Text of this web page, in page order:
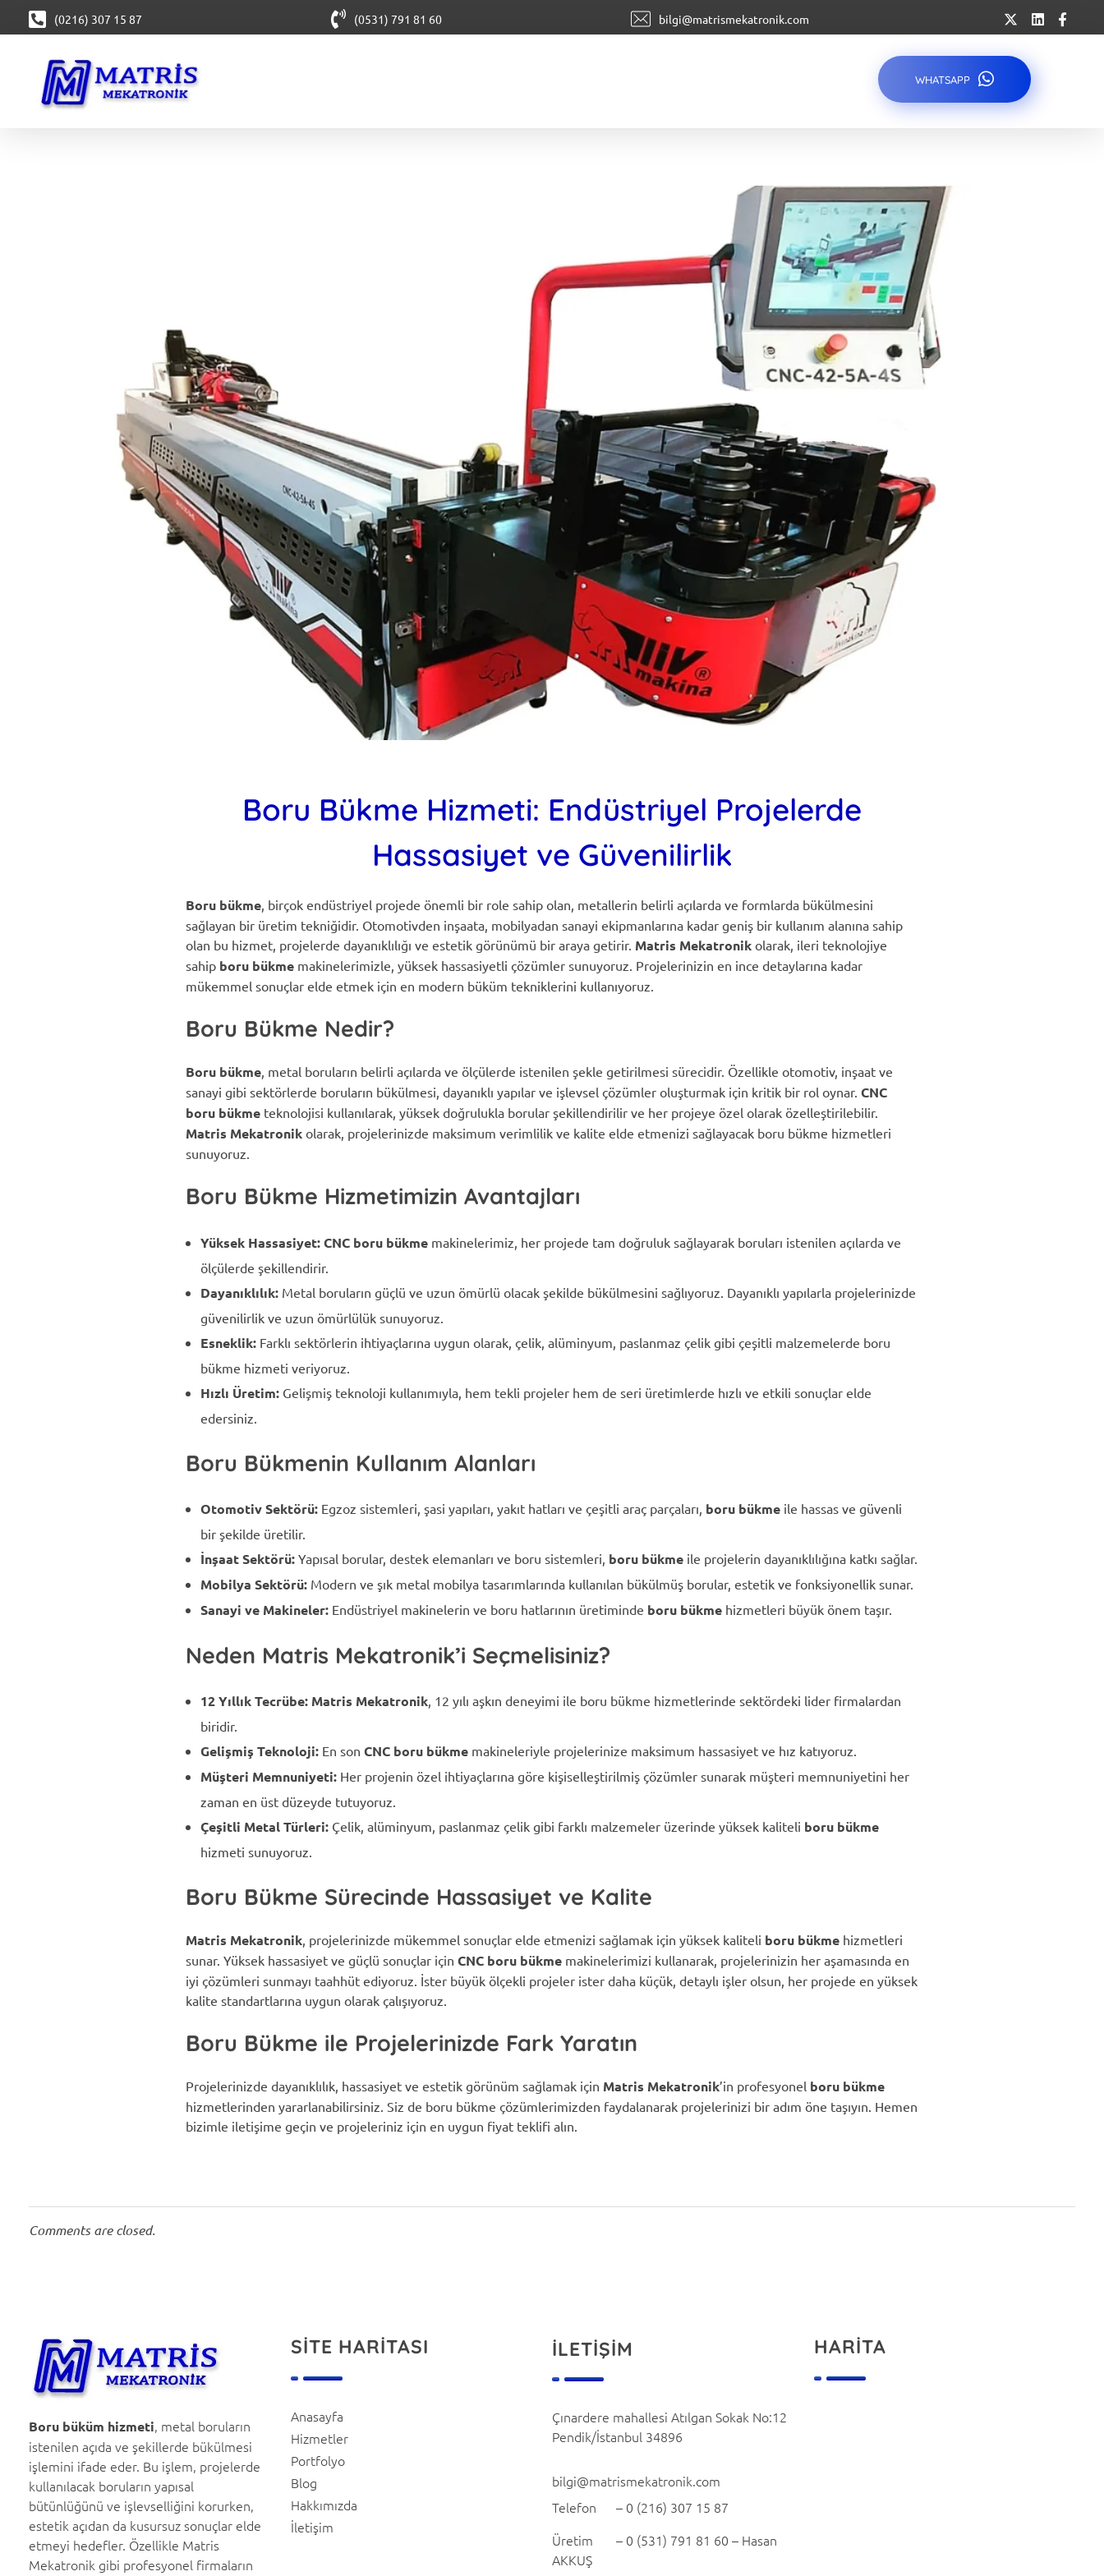
(0216) 307 15 87 (0531) 791 81 60 bilgi@matrismekatronik.com
WHATSAPP
Boru Bükme Hizmeti: Endüstriyel Projelerde
Hassasiyet ve Güvenilirlik
Boru bükme, birçok endüstriyel projede önemli bir role sahip olan, metallerin belirli açılarda ve formlarda bükülmesini
sağlayan bir üretim tekniğidir. Otomotivden inşaata, mobilyadan sanayi ekipmanlarına kadar geniş bir kullanım alanına sahip
olan bu hizmet, projelerde dayanıklılığı ve estetik görünümü bir araya getirir. Matris Mekatronik olarak, ileri teknolojiye
sahip boru bükme makinelerimizle, yüksek hassasiyetli çözümler sunuyoruz. Projelerinizin en ince detaylarına kadar
mükemmel sonuçlar elde etmek için en modern büküm tekniklerini kullanıyoruz.
Boru Bükme Nedir?
Boru bükme, metal boruların belirli açılarda ve ölçülerde istenilen şekle getirilmesi sürecidir. Özellikle otomotiv, inşaat ve
sanayi gibi sektörlerde boruların bükülmesi, dayanıklı yapılar ve işlevsel çözümler oluşturmak için kritik bir rol oynar.CNC
boru bükme teknolojisi kullanılarak, yüksek doğrulukla borular şekillendirilir ve her projeye özel olarak özelleştirilebilir.
Matris Mekatronik olarak, projelerinizde maksimum verimlilik ve kalite elde etmenizi sağlayacak boru bükme hizmetleri
sunuyoruz.
Boru Bükme Hizmetimizin Avantajları
Yüksek Hassasiyet: CNC boru bükmemakinelerimiz, her projede tam doğruluk sağlayarak boruları istenilen açılarda ve
ölçülerde şekillendirir.
Dayanıklılık:Metal boruların güçlü ve uzun ömürlü olacak şekilde bükülmesini sağlıyoruz. Dayanıklı yapılarla projelerinizde
güvenilirlik ve uzun ömürlülük sunuyoruz.
Esneklik:Farklı sektörlerin ihtiyaçlarına uygun olarak, çelik, alüminyum, paslanmaz çelik gibi çeşitli malzemelerde boru
bükme hizmeti veriyoruz.
Hızlı Üretim:Gelişmiş teknoloji kullanımıyla, hem tekli projeler hem de seri üretimlerde hızlı ve etkili sonuçlar elde
edersiniz.
Boru Bükmenin Kullanım Alanları
Otomotiv Sektörü:Egzoz sistemleri, şasi yapıları, yakıt hatları ve çeşitli araç parçaları, boru bükmeile hassas ve güvenli
bir şekilde üretilir.
İnşaat Sektörü:Yapısal borular, destek elemanları ve boru sistemleri, boru bükmeile projelerin dayanıklılığına katkı sağlar.
Mobilya Sektörü:Modern ve şık metal mobilya tasarımlarında kullanılan bükülmüş borular, estetik ve fonksiyonellik sunar.
Sanayi ve Makineler:Endüstriyel makinelerin ve boru hatlarının üretiminde boru bükmehizmetleri büyük önem taşır.
Neden Matris Mekatronik’i Seçmelisiniz?
12 Yıllık Tecrübe: Matris Mekatronik, 12 yılı aşkın deneyimi ile boru bükme hizmetlerinde sektördeki lider firmalardan
biridir.
Gelişmiş Teknoloji:En son CNC boru bükmemakineleriyle projelerinize maksimum hassasiyet ve hız katıyoruz.
Müşteri Memnuniyeti:Her projenin özel ihtiyaçlarına göre kişiselleştirilmiş çözümler sunarak müşteri memnuniyetini her
zaman en üst düzeyde tutuyoruz.
Çeşitli Metal Türleri:Çelik, alüminyum, paslanmaz çelik gibi farklı malzemeler üzerinde yüksek kaliteli boru bükme
hizmeti sunuyoruz.
Boru Bükme Sürecinde Hassasiyet ve Kalite
Matris Mekatronik, projelerinizde mükemmel sonuçlar elde etmenizi sağlamak için yüksek kaliteli boru bükme hizmetleri
sunar. Yüksek hassasiyet ve güçlü sonuçlar içinCNC boru bükme makinelerimizi kullanarak, projelerinizin her aşamasında en
iyi çözümleri sunmayı taahhüt ediyoruz. İster büyük ölçekli projeler ister daha küçük, detaylı işler olsun, her projede en yüksek
kalite standartlarına uygun olarak çalışıyoruz.
Boru Bükme ile Projelerinizde Fark Yaratın
Projelerinizde dayanıklılık, hassasiyet ve estetik görünüm sağlamak için Matris Mekatronik’in profesyonel boru bükme
hizmetlerinden yararlanabilirsiniz. Siz de boru bükme çözümlerimizden faydalanarak projelerinizi bir adım öne taşıyın. Hemen
bizimle iletişime geçin ve projeleriniz için en uygun fiyat teklifi alın.
Comments are closed.
Boru büküm hizmeti, metal boruların
istenilen açıda ve şekillerde bükülmesi
işlemini ifade eder. Bu işlem, projelerde
kullanılacak boruların yapısal
bütünlüğünü ve işlevselliğini korurken,
estetik açıdan da kusursuz sonuçlar elde
etmeyi hedefler. Özellikle Matris
Mekatronik gibi profesyonel firmaların
SİTE HARİTASI
Anasayfa
Hizmetler
Portfolyo
Blog
Hakkımızda
İletişim
İLETİŞİM
Çınardere mahallesi Atılgan Sokak No:12
Pendik/İstanbul 34896
bilgi@matrismekatronik.com
Telefon – 0 (216) 307 15 87
Üretim – 0 (531) 791 81 60 – Hasan
AKKUŞ
HARİTA